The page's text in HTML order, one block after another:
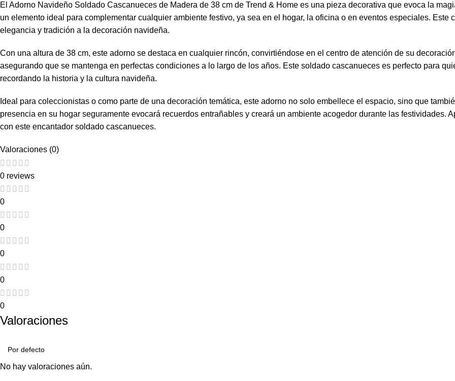
El Adorno Navideño Soldado Cascanueces de Madera de 38 cm de Trend & Home es una pieza decorativa que evoca la
un elemento ideal para complementar cualquier ambiente festivo, ya sea en el hogar, la oficina o en eventos especiales.
elegancia y tradición a la decoración navideña.
Con una altura de 38 cm, este adorno se destaca en cualquier rincón, convirtiéndose en el centro de atención de su
asegurando que se mantenga en perfectas condiciones a lo largo de los años. Este soldado cascanueces es perfecto para
recordando la historia y la cultura navideña.
Ideal para coleccionistas o como parte de una decoración temática, este adorno no solo embellece el espacio, sino que
presencia en su hogar seguramente evocará recuerdos entrañables y creará un ambiente acogedor durante las festividades.
con este encantador soldado cascanueces.
Valoraciones (0)
0 reviews
0
0
0
0
0
Valoraciones
No hay valoraciones aún.